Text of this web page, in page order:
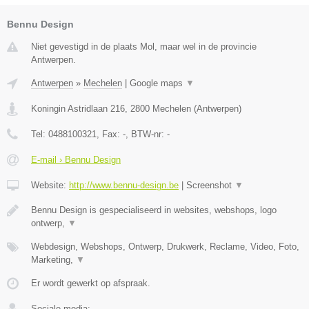
Bennu Design
Niet gevestigd in de plaats Mol, maar wel in de provincie
Antwerpen.
Antwerpen » Mechelen | Google maps ▼
Koningin Astridlaan 216 2800 Mechelen (Antwerpen)
Tel: 0488100321 , Fax: - , BTW-nr: -
E-mail › Bennu Design
Website: http://www.bennu-design.be | Screenshot ▼
Bennu Design is gespecialiseerd in websites, webshops, logo
ontwerp,
▼
Webdesign, Webshops, Ontwerp, Drukwerk, Reclame, Video, Foto,
Marketing,
▼
Er wordt gewerkt op afspraak.